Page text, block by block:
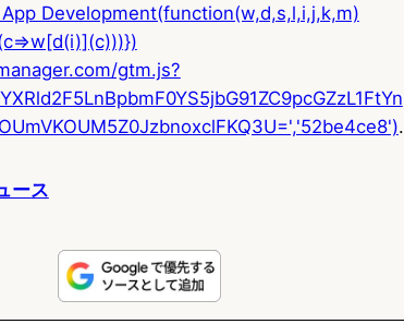
Development(function(w,d,s,l,i,j,k,m)
gtm.js?
.
ース